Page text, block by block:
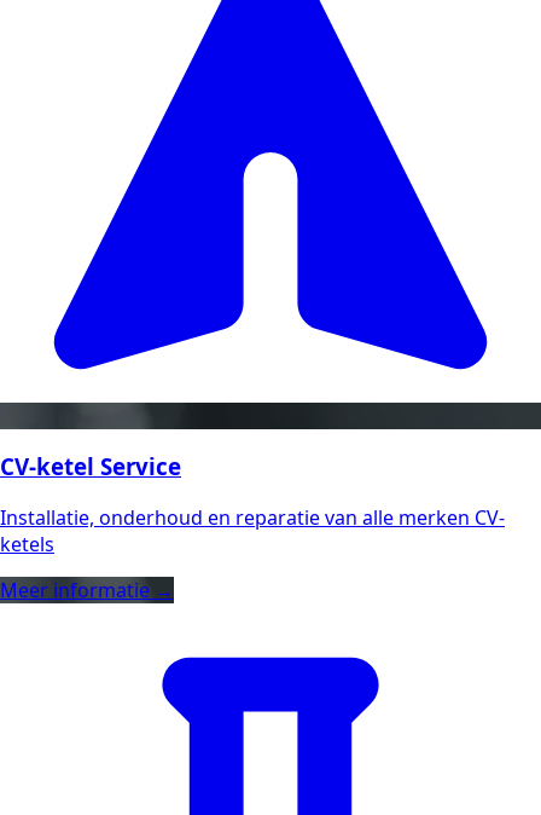
CV-ketel Service
Installatie, onderhoud en reparatie van alle merken CV-
ketels
Meer informatie →